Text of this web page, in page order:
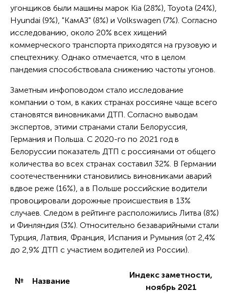
угонщиков были машины марок Kia (28%), Toyota (24%),
Hyundai (9%), "КамАЗ" (8%) и Volkswagen (7%). Согласно
исследованию, около 20% всех хищений
коммерческого транспорта приходятся на грузовую и
спецтехнику. Однако отмечается, что в целом
пандемия способствовала снижению частоты угонов.
Заметным инфоповодом стало исследование
компании о том, в каких странах россияне чаще всего
становятся виновниками ДТП. Согласно выводам
экспертов, этими странами стали Белоруссия,
Германия и Польша. С 2020-го по 2021 год в
Белоруссии показатель ДТП с россиянами от общего
количества во всех странах составил 32%. В Германии
соотечественники становились виновниками аварий
вдвое реже (16%), а в Польше российские водители
провоцировали дорожные происшествия в 13%
случаев. Следом в рейтинге расположились Литва (8%)
и Финляндия (3%). Относительно безаварийными стали
Турция, Латвия, Франция, Испания и Румыния (от 2,4%
до 2,9% ДТП с участием водителей из России).
№ Название
Индекс заметности,
ноябрь 2021